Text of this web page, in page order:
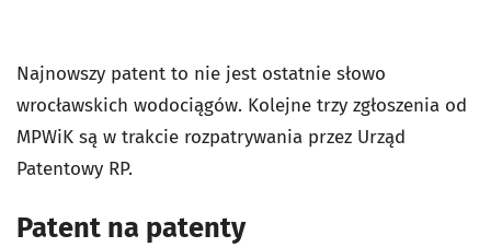
Najnowszy patent to nie jest ostatnie słowo
wrocławskich wodociągów. Kolejne trzy zgłoszenia od
MPWiK są w trakcie rozpatrywania przez Urząd
Patentowy RP.
Patent na patenty